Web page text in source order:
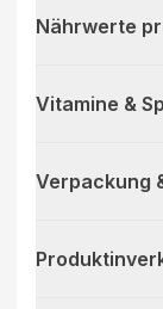
Nährwerte
Vitamine &
Verpackung